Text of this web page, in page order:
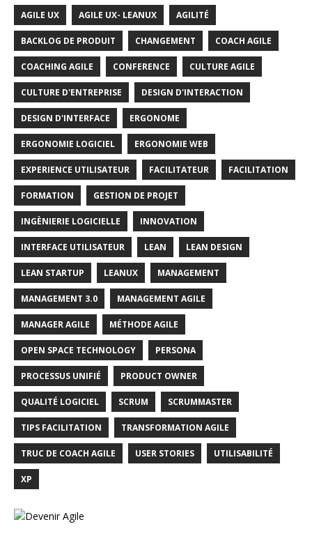
AGILE UX AGILE UX- LEANUX AGILITÉ
BACKLOG DE PRODUIT CHANGEMENT COACH AGILE
COACHING AGILE CONFERENCE CULTURE AGILE
CULTURE D'ENTREPRISE DESIGN D'INTERACTION
DESIGN D'INTERFACE ERGONOME
ERGONOMIE LOGICIEL ERGONOMIE WEB
EXPERIENCE UTILISATEUR FACILITATEUR FACILITATION
FORMATION GESTION DE PROJET
INGÈNIERIE LOGICIELLE INNOVATION
INTERFACE UTILISATEUR LEAN LEAN DESIGN
LEAN STARTUP LEANUX MANAGEMENT
MANAGEMENT 3.0 MANAGEMENT AGILE
MANAGER AGILE MÉTHODE AGILE
OPEN SPACE TECHNOLOGY PERSONA
PROCESSUS UNIFIÉ PRODUCT OWNER
QUALITÉ LOGICIEL SCRUM SCRUMMASTER
TIPS FACILITATION TRANSFORMATION AGILE
TRUC DE COACH AGILE USER STORIES UTILISABILITÉ
XP